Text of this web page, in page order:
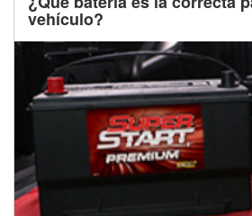
vehículo?